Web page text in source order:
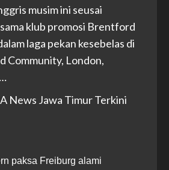
musim ini seusai
klub promosi Brentford
laga pekan kesebelas di
Community, London,
News Jawa Timur Terkini
paksa Freiburg alami